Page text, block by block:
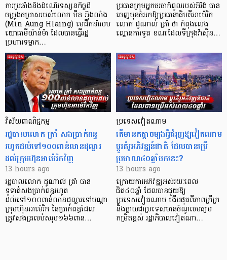
ការប្រឆាំងនឹងដំណើរទស្សនកិច្ចដ៏
ចម្រូងចម្រាសរបស់លោក មីន អ៊ុងលាំង
(Min Aung Hlaing) មេដឹកនាំរបប
យោធាមីយ៉ាន់ម៉ា ដែលបានធ្វើរដ្ឋ
ប្រហារទម្លាក…
ប្រធានក្រុមអ្នកចរចាកំពូលរបស់អ៊ីរ៉ង់ បាន
ចេញមុខចំអកឱ្យប្រធានាធិបតីអាម៉េរិក
លោក ដូណាល់ ត្រាំ ថា កំពុងលេង
ល្ខោនការទូត ខណៈដែលទីក្រុងវ៉ាស៊ីន…
វិស័យ​ពាណិជ្ជកម្ម
រដ្ឋបាលលោក ត្រាំ សងប្រាក់ពន្ធ
រហូតដល់ទៅ១០០ពាន់លានដុល្លារ
ដល់ក្រុមហ៊ុនអាម៉េរិកវិញ
13 hours ago
រដ្ឋបាលលោក ដូណាល់ ត្រាំ បាន​
ទូទាត់សងប្រាក់ពន្ធរហូត
ដល់ទៅ១០០ពាន់លានដុល្លារទៅបណ្ដា
ក្រុមហ៊ុនអាម៉េរិក នៃប្រាក់ពន្ធដែល
ត្រូវសងត្រលប់សរុប១៦៦ពាន…
ប្រទេសវៀតណាម
តើមានកត្តាចម្បងអ្វីជំរុញឱ្យវៀតណាម
ប្តូរគំរូអភិវឌ្ឍន៍ជាតិ ដែលបានប្រើ
ប្រមាណ៤០ឆ្នាំមកនេះ?
13 hours ago
ក្រោយការអភិវឌ្ឍអស់រយៈពេល
ជិត៤០ឆ្នាំ ដែលបានជួយឱ្យ​
ប្រទេសវៀតណាម ងើប​ផុតពីភាពក្រីក្រ
និងក្លាយជាប្រទេសមានចំណូលមធ្យម
កម្រិតខ្ពស់ រដ្ឋាភិបាលវៀតណា…